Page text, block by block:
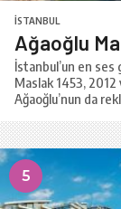
İSTANBUL
Ağaoğlu
İstanbul’un en
Maslak 1453, 2012
Ağaoğlu’nun da
5